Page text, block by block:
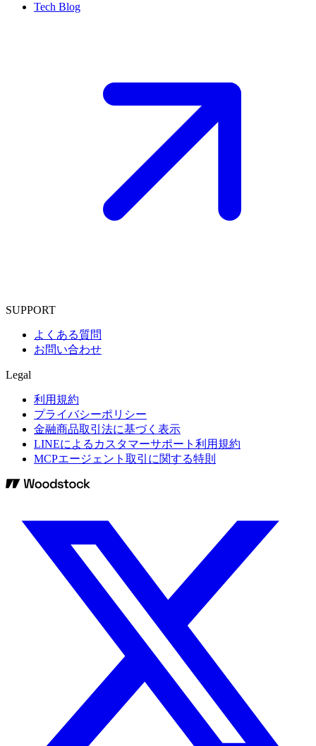
Tech Blog
SUPPORT
よくある質問
お問い合わせ
Legal
利用規約
プライバシーポリシー
金融商品取引法に基づく表示
LINEによるカスタマーサポート利用規約
MCPエージェント取引に関する特則